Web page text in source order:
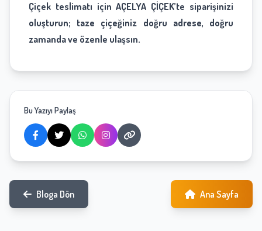
Çiçek teslimatı için AÇELYA ÇİÇEK’te siparişinizi
oluşturun; taze çiçeğiniz doğru adrese, doğru
zamanda ve özenle ulaşsın.
Bu Yazıyı Paylaş
Bloga Dön Ana Sayfa